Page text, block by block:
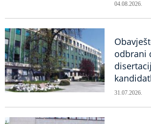
04.08.2026.
odbrani
31.07.2026.